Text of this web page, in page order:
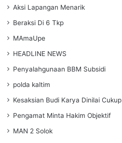
Aksi Lapangan Menarik
Beraksi Di 6 Tkp
MAmaUpe
HEADLINE NEWS
Penyalahgunaan BBM Subsidi
polda kaltim
Kesaksian Budi Karya Dinilai Cukup
Pengamat Minta Hakim Objektif
MAN 2 Solok